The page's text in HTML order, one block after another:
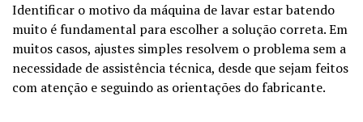
Identificar o motivo da máquina de lavar estar batendo
muito é fundamental para escolher a solução correta. Em
muitos casos, ajustes simples resolvem o problema sem a
necessidade de assistência técnica, desde que sejam feitos
com atenção e seguindo as orientações do fabricante.